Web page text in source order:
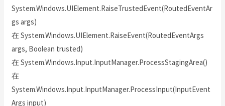
System.Windows.UIElement.RaiseTrustedEvent(RoutedEventAr
gs args)
在 System.Windows.UIElement.RaiseEvent(RoutedEventArgs
args, Boolean trusted)
在 System.Windows.Input.InputManager.ProcessStagingArea()
在
System.Windows.Input.InputManager.ProcessInput(InputEvent
Args input)